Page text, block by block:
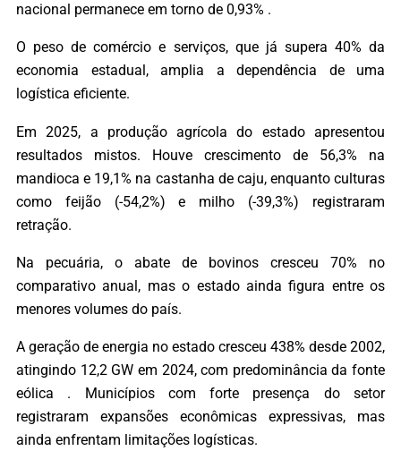
nacional permanece em torno de 0,93% .
O peso de comércio e serviços, que já supera 40% da
economia estadual, amplia a dependência de uma
logística eficiente.
Em 2025, a produção agrícola do estado apresentou
resultados mistos. Houve crescimento de 56,3% na
mandioca e 19,1% na castanha de caju, enquanto culturas
como feijão (-54,2%) e milho (-39,3%) registraram
retração.
Na pecuária, o abate de bovinos cresceu 70% no
comparativo anual, mas o estado ainda figura entre os
menores volumes do país.
A geração de energia no estado cresceu 438% desde 2002,
atingindo 12,2 GW em 2024, com predominância da fonte
eólica . Municípios com forte presença do setor
registraram expansões econômicas expressivas, mas
ainda enfrentam limitações logísticas.